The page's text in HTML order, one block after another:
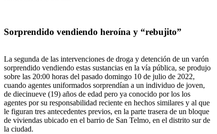
Sorprendido vendiendo heroína y “rebujito”
La segunda de las intervenciones de droga y detención de un varón
sorprendido vendiendo estas sustancias en la vía pública, se produjo
sobre las 20:00 horas del pasado domingo 10 de julio de 2022,
cuando agentes uniformados sorprendían a un individuo de joven,
de diecinueve (19) años de edad pero ya conocido por los los
agentes por su responsabilidad reciente en hechos similares y al que
le figuran tres antecedentes previos, en la parte trasera de un bloque
de viviendas ubicado en el barrio de San Telmo, en el distrito sur de
la ciudad.